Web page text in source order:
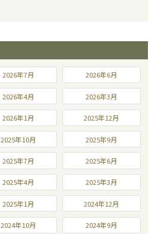
2026年7月 2026年6月
2026年4月 2026年3月
2026年1月 2025年12月
2025年10月 2025年9月
2025年7月 2025年6月
2025年4月 2025年3月
2025年1月 2024年12月
2024年10月 2024年9月